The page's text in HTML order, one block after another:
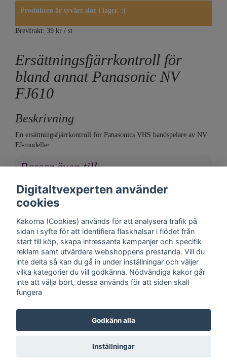
Produkten är tyvärr slut i lager. :(
Brevfrakt: 39 kr / st
Ersättningsfjärrkontroll för
bland annat Panasonic NV
FJ610
Beskrivning
En ersättningsfjärrkontroll för Panasonics VHS bandspelare av NV
FJ-modeller
Passar även till
Kontakt Trygghet Cookies Support Köpinfo Om oss English
Köpvillkor, Digitaltvexperten.se
Digitaltvexperten använder
cookies
Kakorna (Cookies) används för att analysera trafik på
sidan i syfte för att identifiera flaskhalsar i flödet från
start till köp, skapa intressanta kampanjer och specifik
reklam samt utvärdera webshoppens prestanda. Vill du
inte delta så kan du gå in under inställningar och väljer
vilka kategorier du vill godkänna. Nödvändiga kakor går
inte att välja bort, dessa används för att siden skall
fungera
Godkänn alla
Inställningar